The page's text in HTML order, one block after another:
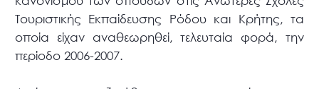
Τουριστικής Εκπαίδευσης Ρόδου και Κρήτης, τα
οποία είχαν αναθεωρηθεί, τελευταία φορά, την
περίοδο 2006-2007.